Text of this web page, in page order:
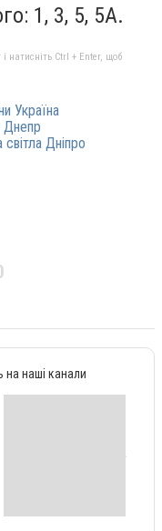
1, 3, 5, 5А.
натисніть Ctrl + Enter, щоб
Україна
Днепр
Дніпро
на наші канали